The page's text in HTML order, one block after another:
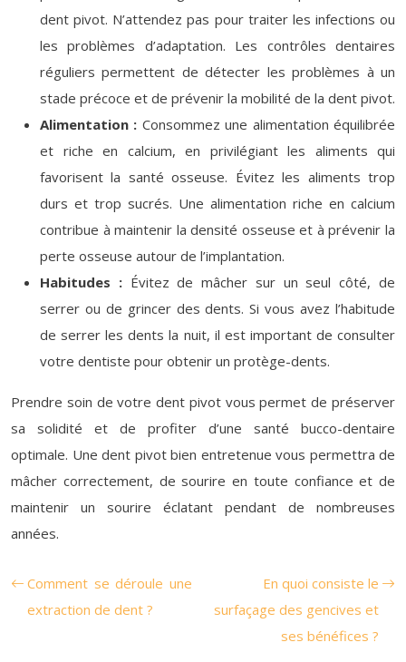
dent pivot. N’attendez pas pour traiter les infections ou
les problèmes d’adaptation. Les contrôles dentaires
réguliers permettent de détecter les problèmes à un
stade précoce et de prévenir la mobilité de la dent pivot.
Alimentation : Consommez une alimentation équilibrée
et riche en calcium, en privilégiant les aliments qui
favorisent la santé osseuse. Évitez les aliments trop
durs et trop sucrés. Une alimentation riche en calcium
contribue à maintenir la densité osseuse et à prévenir la
perte osseuse autour de l’implantation.
Habitudes : Évitez de mâcher sur un seul côté, de
serrer ou de grincer des dents. Si vous avez l’habitude
de serrer les dents la nuit, il est important de consulter
votre dentiste pour obtenir un protège-dents.
Prendre soin de votre dent pivot vous permet de préserver
sa solidité et de profiter d’une santé bucco-dentaire
optimale. Une dent pivot bien entretenue vous permettra de
mâcher correctement, de sourire en toute confiance et de
maintenir un sourire éclatant pendant de nombreuses
années.
Comment se déroule une
extraction de dent ?
En quoi consiste le
surfaçage des gencives et
ses bénéfices ?